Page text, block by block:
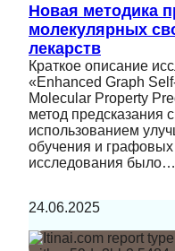
Новая методика
молекулярных
лекарств
Краткое описание
«Enhanced Graph
Molecular Property
метод предсказания
использованием
обучения и
исследования было…
24.06.2025